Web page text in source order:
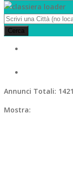
Cerca
Annunci Totali:
Mostra: